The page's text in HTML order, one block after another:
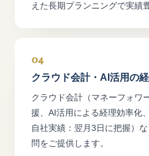
えた長期プランニングで実績
04
クラウド会計・AI活用の
クラウド会計（マネーフォワ
援、AI活用による経理効率化
自社実績：翌月3日に把握）
問をご提供します。